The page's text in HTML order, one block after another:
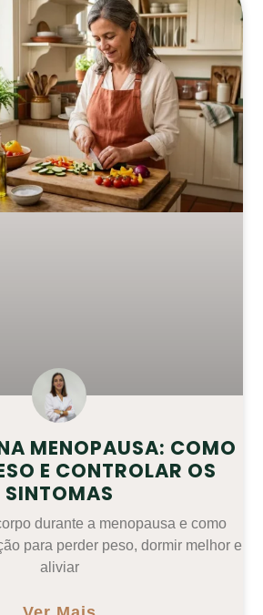
MENOPAUSA: COMO
E CONTROLAR OS
SINTOMAS
durante a menopausa e como
para perder peso, dormir melhor e
aliviar